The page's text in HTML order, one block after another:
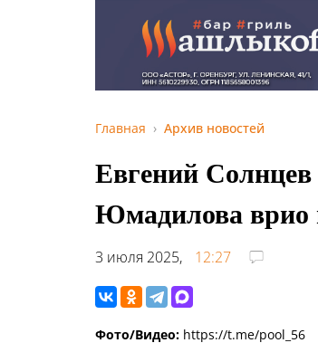
Главная Архив новостей
Евгений Солнцев
Юмадилова врио
3 июля 2025, 12:27
Фото/Видео: https://t.me/pool_56